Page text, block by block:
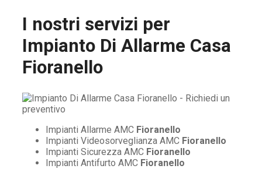
I nostri servizi per
Impianto Di Allarme Casa
Fioranello
Impianti Allarme AMC Fioranello
Impianti Videosorveglianza AMC Fioranello
Impianti Sicurezza AMC Fioranello
Impianti Antifurto AMC Fioranello